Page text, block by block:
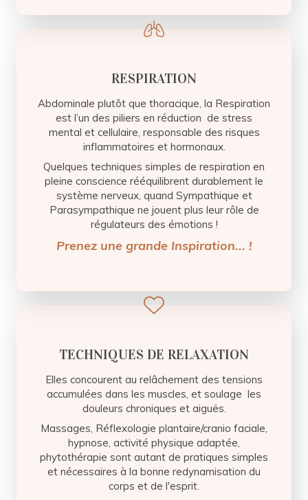
RESPIRATION
Abdominale plutôt que thoracique, la Respiration
est l’un des piliers en réduction de stress
mental et cellulaire, responsable des risques
inflammatoires et hormonaux.
Quelques techniques simples de respiration en
pleine conscience rééquilibrent durablement le
système nerveux, quand Sympathique et
Parasympathique ne jouent plus leur rôle de
régulateurs des émotions !
Prenez une grande Inspiration... !
TECHNIQUES DE RELAXATION
Elles concourent au relâchement des tensions
accumulées dans les muscles, et soulage les
douleurs chroniques et aiguës.
Massages, Réflexologie plantaire/cranio faciale,
hypnose, activité physique adaptée,
phytothérapie sont autant de pratiques simples
et nécessaires à la bonne redynamisation du
corps et de l'esprit.